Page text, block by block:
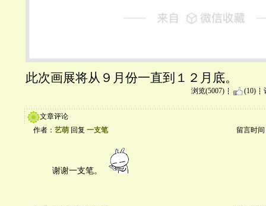
此次画展将从９月份一直到１２月底。
浏览(5007) (10)
文章评论
作者： 艺萌 回复 一支笔 留言时间
谢谢一支笔。